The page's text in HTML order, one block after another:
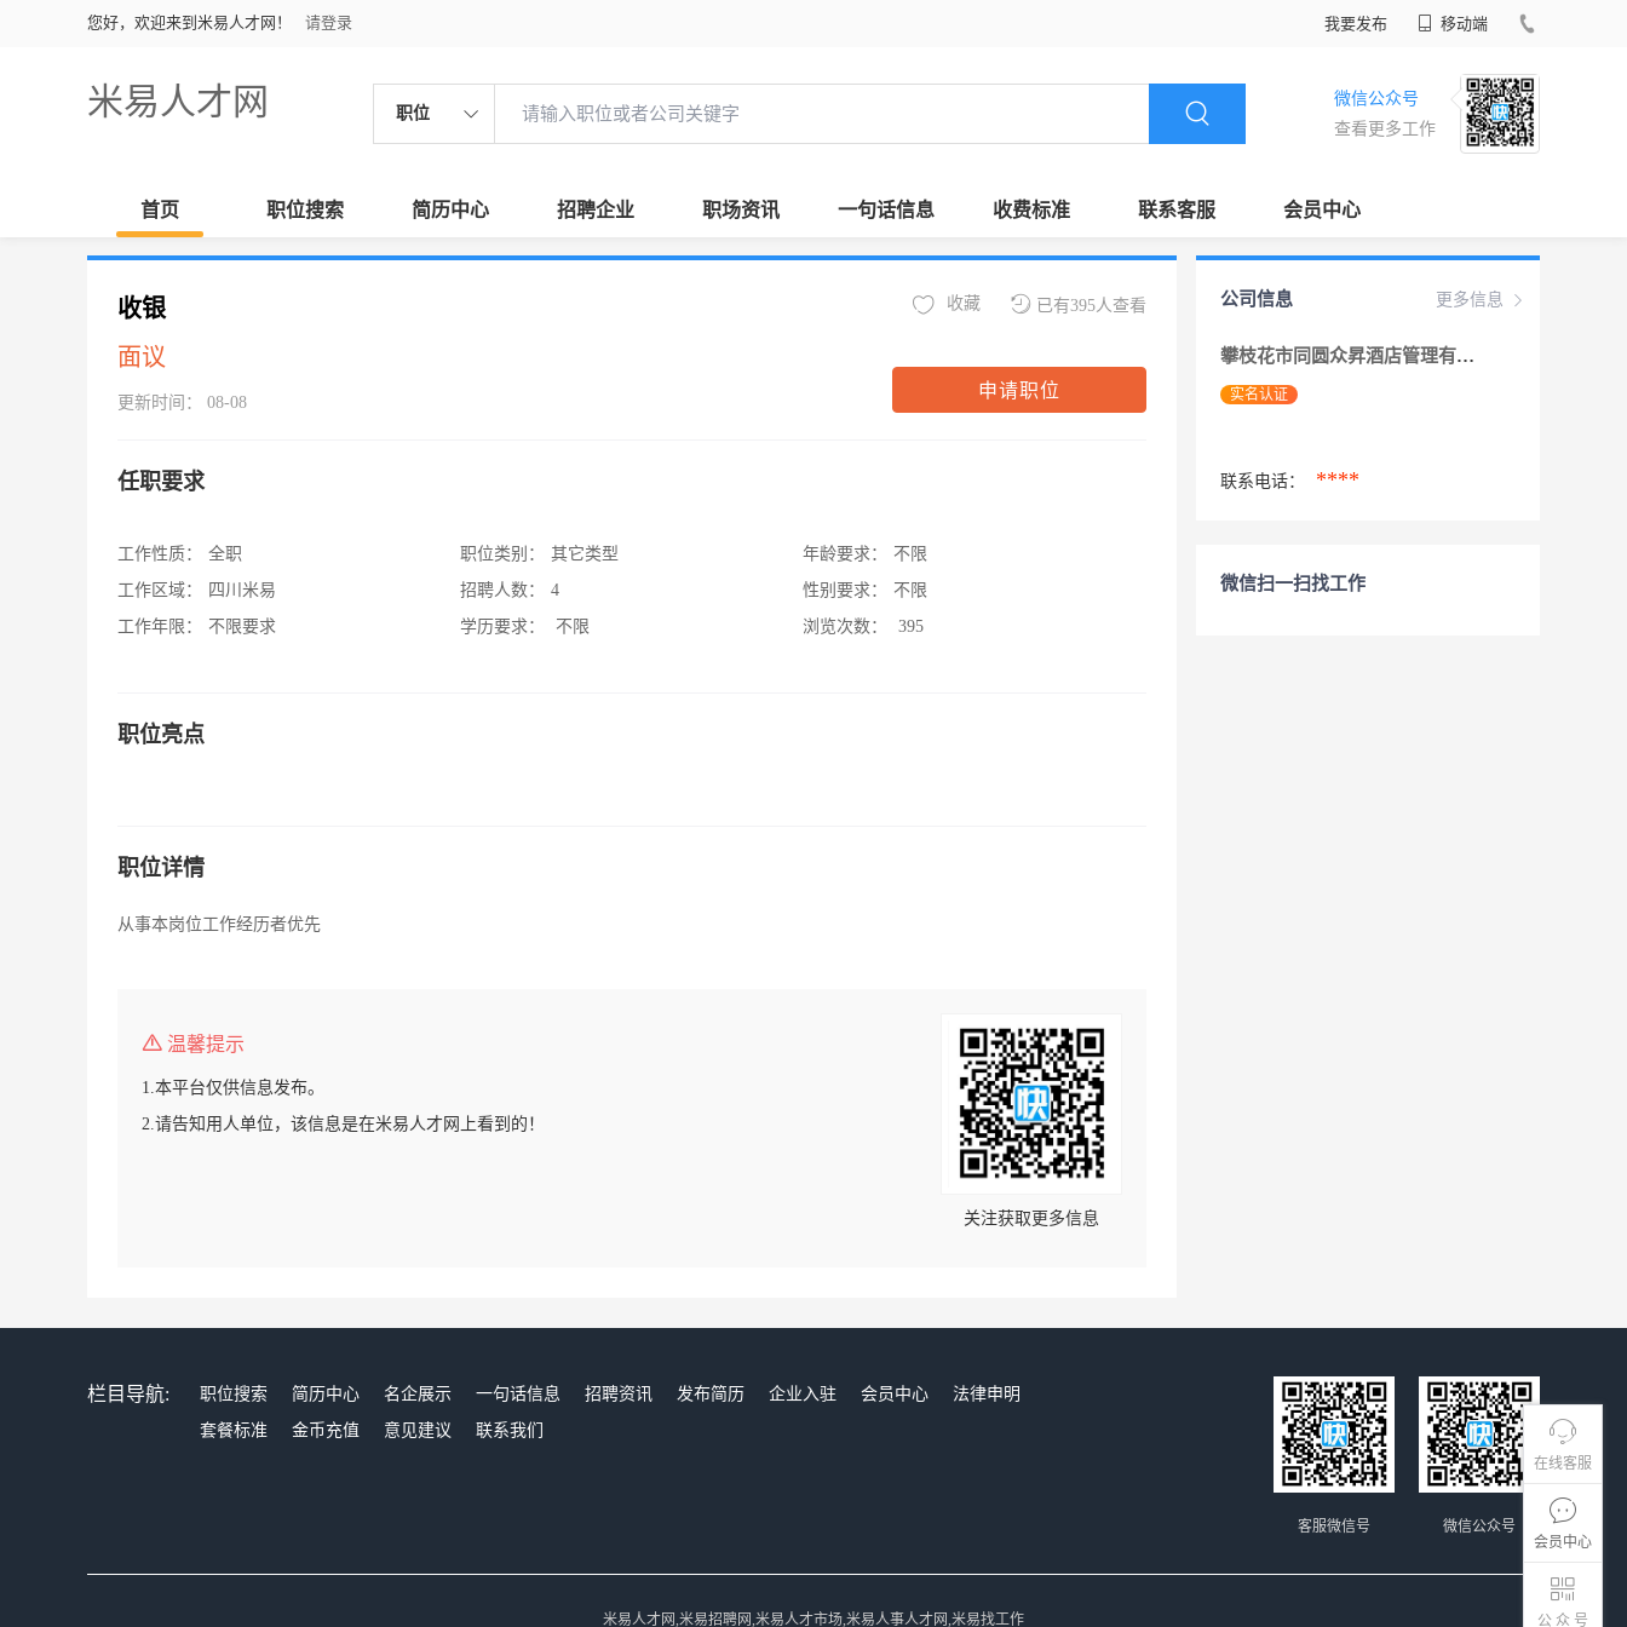
您好，欢迎来到米易人才网！ 请登录 我要发布 移动端
米易人才网 职位
微信公众号
查看更多工作
首页 职位搜索 简历中心 招聘企业 职场资讯 一句话信息 收费标准 联系客服 会员中心
在线客服
会员中心
公 众 号
收银
面议
更新时间： 08-08
已有395人查看
收藏
申请职位
任职要求
工作性质：
全职
工作区域：
四川米易
工作年限：
不限要求
职位类别：
其它类型
招聘人数：
4
学历要求：
不限
年龄要求：
不限
性别要求：
不限
浏览次数：
395
职位亮点
职位详情
从事本岗位工作经历者优先
温馨提示
1.本平台仅供信息发布。
2.请告知用人单位，该信息是在米易人才网上看到的！
关注获取更多信息
更多信息
公司信息
攀枝花市同圆众昇酒店管理有限公司
实名认证
联系电话： ****
微信扫一扫找工作
栏目导航: 职位搜索 简历中心 名企展示 一句话信息 招聘资讯 发布简历 企业入驻 会员中心
法律申明
套餐标准
金币充值 意见建议 联系我们
微信公众号
客服微信号
米易人才网,米易招聘网,米易人才市场,米易人事人才网,米易找工作